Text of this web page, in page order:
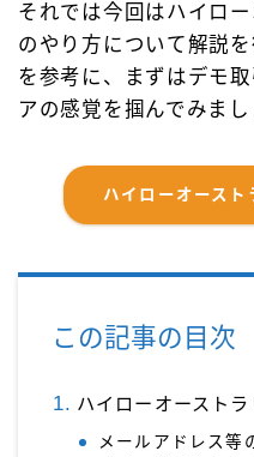
それでは今回はハイロ
のやり方について解説
を参考に、まずはデモ
アの感覚を掴んでみまし
ハイローオースト
この記事の目次
ハイローオースト
メールアドレス等